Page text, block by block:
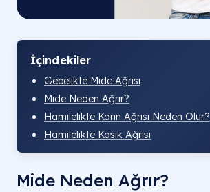
İçindekiler
Gebelikte Mide Ağrısı
Mide Neden Ağrır?
Hamilelikte Karın Ağrısı Neden Olur?
Hamilelikte Kasık Ağrısı
Mide Neden Ağrır?